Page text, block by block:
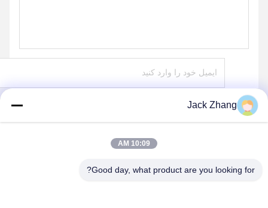
Jack Zhang
10:09 AM
Good day, what product are you looking for?